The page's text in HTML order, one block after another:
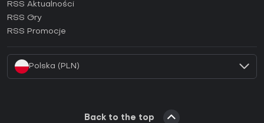
Jak aktywować klucz Ubisoft Connect (CD Key)?
RSS Aktualności
RSS Gry
RSS Promocje
Polska (PLN)
Back to the top